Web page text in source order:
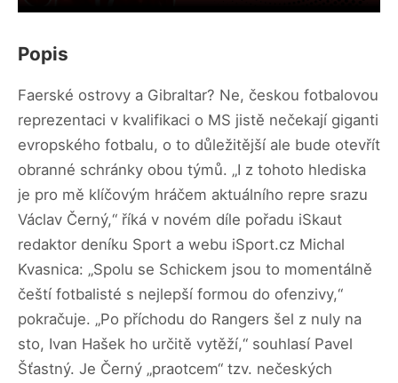
Popis
Faerské ostrovy a Gibraltar? Ne, českou fotbalovou
reprezentaci v kvalifikaci o MS jistě nečekají giganti
evropského fotbalu, o to důležitější ale bude otevřít
obranné schránky obou týmů. „I z tohoto hlediska
je pro mě klíčovým hráčem aktuálního repre srazu
Václav Černý,“ říká v novém díle pořadu iSkaut
redaktor deníku Sport a webu iSport.cz Michal
Kvasnica: „Spolu se Schickem jsou to momentálně
čeští fotbalisté s nejlepší formou do ofenzivy,“
pokračuje. „Po příchodu do Rangers šel z nuly na
sto, Ivan Hašek ho určitě vytěží,“ souhlasí Pavel
Šťastný. Je Černý „praotcem“ tzv. nečeských